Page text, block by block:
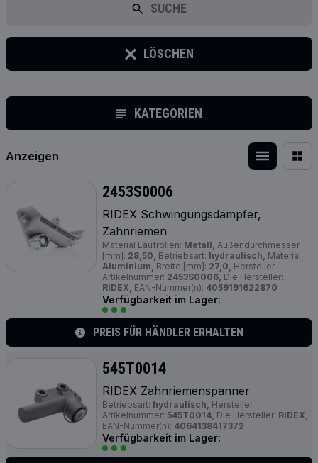
SUCHE
LÖSCHEN
KATEGORIEN
Anzeigen
2453S0006
RIDEX Schwingungsdämpfer,
Zahnriemen
Material Laufrollen: Metall, Außendurchmesser
[mm]: 28,50, Betriebsart: hydraulisch, Material:
Aluminium, Breite [mm]: 27,0, Hersteller
Artikelnummer: 2453S0006, Die Hersteller:
RIDEX, EAN-Nummer(n): 4059191622870
Verfügbarkeit im Lager:
PREIS FÜR HÄNDLER ERHALTEN
545T0014
RIDEX Zahnriemenspanner
Betriebsart: hydraulisch, Hersteller
Artikelnummer: 545T0014, Die Hersteller: RIDEX,
EAN-Nummer(n): 4064138417372
Verfügbarkeit im Lager: